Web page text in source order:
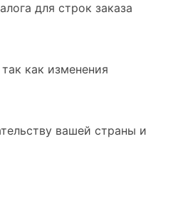
для строк заказа
как изменения
вашей страны и